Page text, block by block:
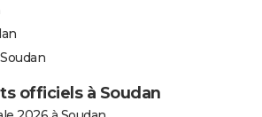
officiels à Soudan